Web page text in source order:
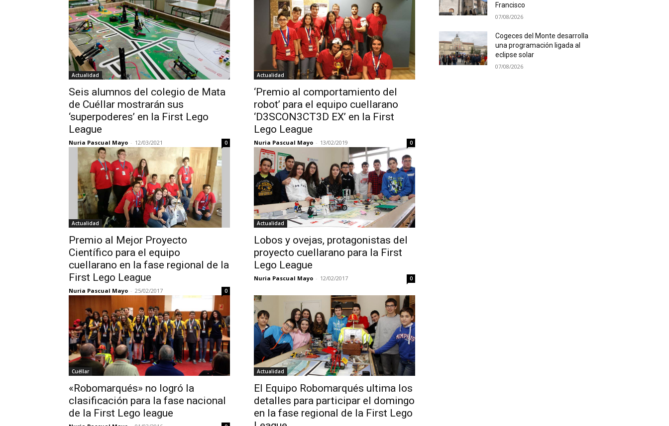
Actualidad
Seis alumnos del colegio de Mata
de Cuéllar mostrarán sus
‘superpoderes’ en la First Lego
League
Nuria Pascual Mayo - 12/03/2021 0
Actualidad
‘Premio al comportamiento del
robot’ para el equipo cuellarano
‘D3SCON3CT3D EX’ en la First
Lego League
Nuria Pascual Mayo - 13/02/2019 0
Actualidad
Premio al Mejor Proyecto
Científico para el equipo
cuellarano en la fase regional de la
First Lego League
Nuria Pascual Mayo - 25/02/2017 0
Actualidad
Lobos y ovejas, protagonistas del
proyecto cuellarano para la First
Lego League
Nuria Pascual Mayo - 12/02/2017 0
Cuéllar
«Robomarqués» no logró la
clasificación para la fase nacional
de la First Lego league
Actualidad
El Equipo Robomarqués ultima los
detalles para participar el domingo
en la fase regional de la First Lego
Francisco
07/08/2026
Cogeces del Monte desarrolla
una programación ligada al
eclipse solar
07/08/2026